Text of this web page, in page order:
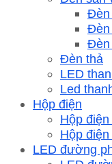
Đèn
Đèn
Đèn
Đèn thả
LED
Led
Hộp điện
Hộp
Hộp điện
LED đường